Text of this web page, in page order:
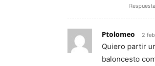
Respuesta
Ptolomeo 2
Quiero partir
baloncesto